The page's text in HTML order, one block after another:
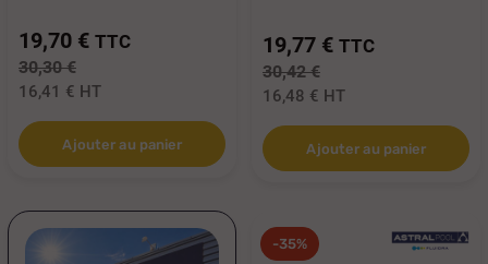
19,70 € TTC
30,30 €
16,41 € HT
Ajouter au panier
19,77 € TTC
30,42 €
16,48 € HT
Ajouter au panier
-35%